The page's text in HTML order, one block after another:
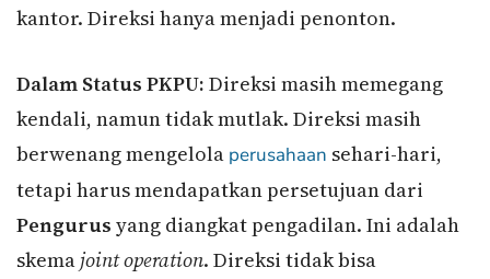
kantor. Direksi hanya menjadi penonton.
Dalam Status PKPU: Direksi masih memegang
kendali, namun tidak mutlak. Direksi masih
berwenang mengelola perusahaan sehari-hari,
tetapi harus mendapatkan persetujuan dari
Pengurus yang diangkat pengadilan. Ini adalah
skema joint operation. Direksi tidak bisa